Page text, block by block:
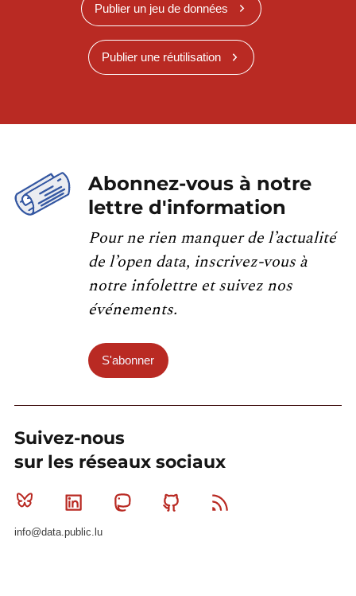
Publier un jeu de données
Publier une réutilisation
Abonnez-vous à notre
lettre d'information
Pour ne rien manquer de l’actualité
de l’open data, inscrivez-vous à
notre infolettre et suivez nos
événements.
S'abonner
Suivez-nous
sur les réseaux sociaux
Bluesky Linkedin MastodonGithub
info@data.public.lu